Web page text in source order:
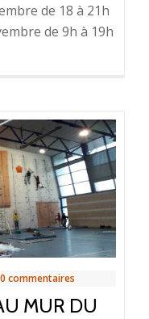
de 18 à 21h
de 9h à 19h
0 commentaires
MUR DU